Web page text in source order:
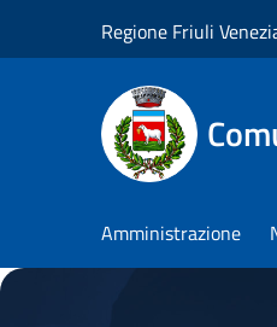
Regione Friuli
Amministrazione